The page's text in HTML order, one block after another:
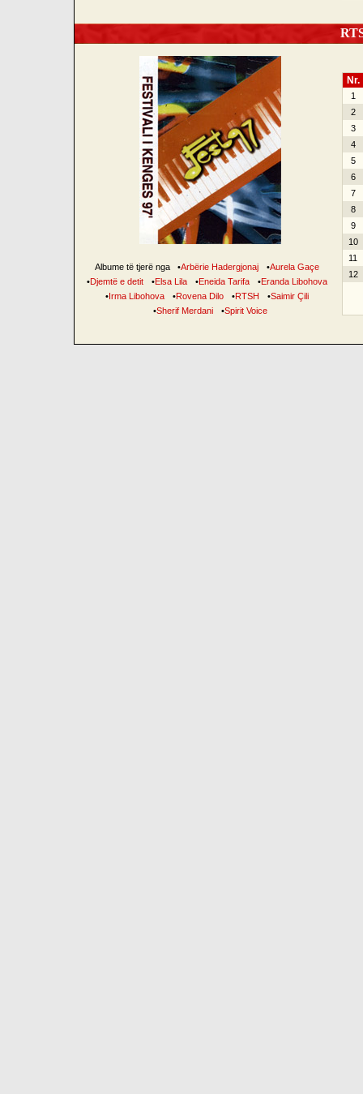
Albume të tjerë nga •Arbërie Hadergjonaj •Aurela Gaçe
•Djemtë e detit •Elsa Lila •Eneida Tarifa •Eranda Libohova
•Irma Libohova •Rovena Dilo •RTSH •Saimir Çili
•Sherif Merdani •Spirit Voice
Nr.
1
2
3
4
5
6
7
8
9
10
11
12